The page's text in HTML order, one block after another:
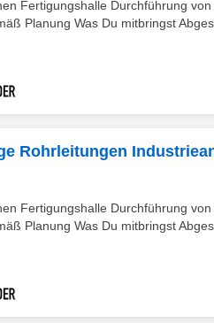
Fertigungshalle Durchführung
Planung Was Du mitbringst
Rohrleitungen
Fertigungshalle Durchführung
Planung Was Du mitbringst